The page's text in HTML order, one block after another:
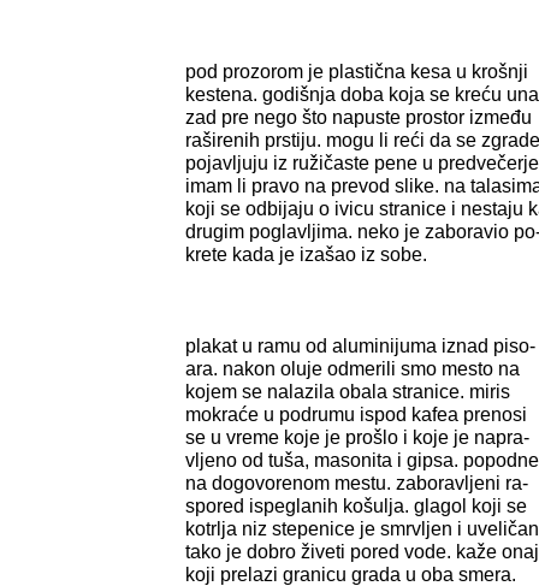
pod prozorom je plastična kesa u krošnji
kestena. godišnja doba koja se kreću
zad pre nego što napuste prostor između
raširenih prstiju. mogu li reći da se zgrade
pojavljuju iz ružičaste pene u
imam li pravo na prevod slike. na
koji se odbijaju o ivicu stranice i nestaju
drugim poglavljima. neko je zaboravio
krete kada je izašao iz sobe.
plakat u ramu od aluminijuma iznad piso-
ara. nakon oluje odmerili smo mesto na
kojem se nalazila obala stranice. miris
mokraće u podrumu ispod kafea prenosi
se u vreme koje je prošlo i koje je napra-
vljeno od tuša, masonita i gipsa. popodne
na dogovorenom mestu. zaboravljeni ra-
spored ispeglanih košulja. glagol koji se
kotrlja niz stepenice je smrvljen i
tako je dobro živeti pored vode. kaže onaj
koji prelazi granicu grada u oba smera.